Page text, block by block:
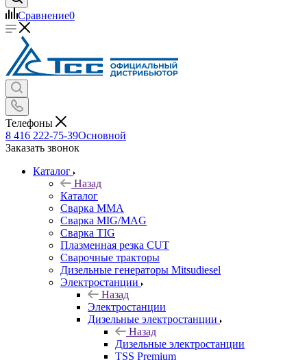
Сравнение0
Телефоны
8 416 222-75-39Основной
Заказать звонок
Каталог
Назад
Каталог
Сварка MMA
Сварка MIG/MAG
Сварка TIG
Плазменная резка CUT
Сварочные тракторы
Дизельные генераторы Mitsudiesel
Электростанции
Назад
Электростанции
Дизельные электростанции
Назад
Дизельные электростанции
TSS Premium